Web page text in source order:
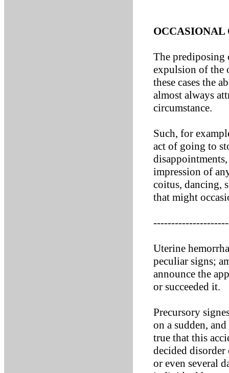
OCCASIONAL
The prediposing
expulsion of the
these cases the
almost always
circumstance.
Such, for
act of going to
impression of
coitus, dancing,
that might
Uterine
peculiar signs;
announce the
or succeeded it.
Precursory
on a sudden,
true that this
decided
or even several